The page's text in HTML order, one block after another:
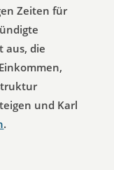
Zeiten für
aus, die
und Karl
.